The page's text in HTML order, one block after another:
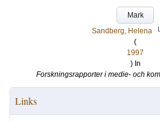
Mark
Sandberg, Helena
(
1997
) In
Forskningsrapporter i medie- och
Links